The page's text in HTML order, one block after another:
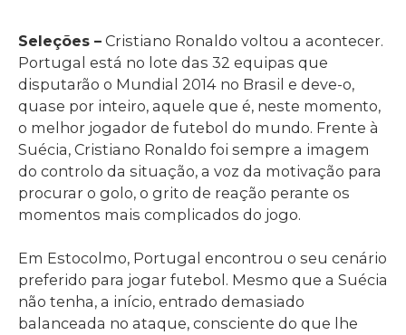
Seleções – Cristiano Ronaldo voltou a acontecer.
Portugal está no lote das 32 equipas que
disputarão o Mundial 2014 no Brasil e deve-o,
quase por inteiro, aquele que é, neste momento,
o melhor jogador de futebol do mundo. Frente à
Suécia, Cristiano Ronaldo foi sempre a imagem
do controlo da situação, a voz da motivação para
procurar o golo, o grito de reação perante os
momentos mais complicados do jogo.
Em Estocolmo, Portugal encontrou o seu cenário
preferido para jogar futebol. Mesmo que a Suécia
não tenha, a início, entrado demasiado
balanceada no ataque, consciente do que lhe